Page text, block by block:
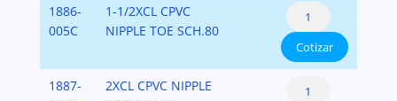
CPVC
SCH.80
cantidad
1886-
005C
1-1/2XCL CPVC
NIPPLE TOE SCH.80
CPVC
Schedule
80
Nipples
CPVC
Cotizar
1887-
2XCL CPVC NIPPLE
CPVC